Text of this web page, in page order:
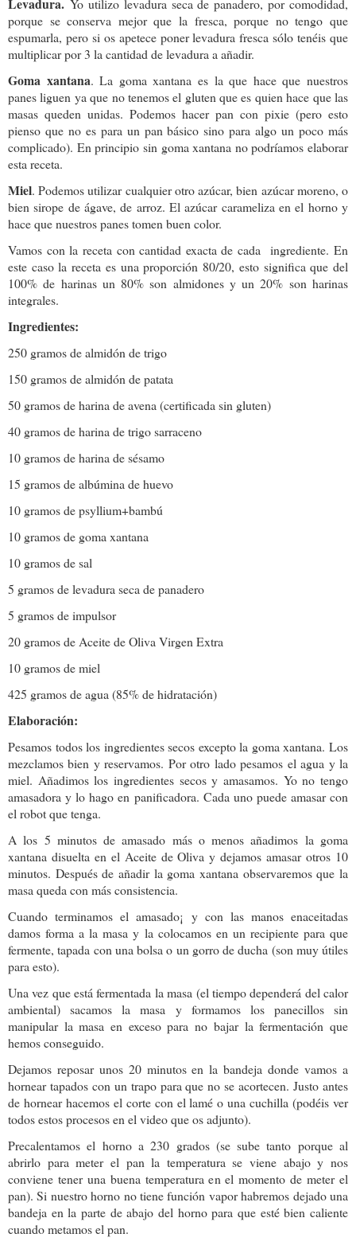
Levadura. Yo utilizo levadura seca de panadero, por comodidad,
porque se conserva mejor que la fresca, porque no tengo que
espumarla, pero si os apetece poner levadura fresca sólo tenéis que
multiplicar por 3 la cantidad de levadura a añadir.
Goma xantana. La goma xantana es la que hace que nuestros
panes liguen ya que no tenemos el gluten que es quien hace que las
masas queden unidas. Podemos hacer pan con pixie (pero esto
pienso que no es para un pan básico sino para algo un poco más
complicado). En principio sin goma xantana no podríamos elaborar
esta receta.
Miel. Podemos utilizar cualquier otro azúcar, bien azúcar moreno, o
bien sirope de ágave, de arroz. El azúcar carameliza en el horno y
hace que nuestros panes tomen buen color.
Vamos con la receta con cantidad exacta de cada ingrediente. En
este caso la receta es una proporción 80/20, esto significa que del
100% de harinas un 80% son almidones y un 20% son harinas
integrales.
Ingredientes:
250 gramos de almidón de trigo
150 gramos de almidón de patata
50 gramos de harina de avena (certificada sin gluten)
40 gramos de harina de trigo sarraceno
10 gramos de harina de sésamo
15 gramos de albúmina de huevo
10 gramos de psyllium+bambú
10 gramos de goma xantana
10 gramos de sal
5 gramos de levadura seca de panadero
5 gramos de impulsor
20 gramos de Aceite de Oliva Virgen Extra
10 gramos de miel
425 gramos de agua (85% de hidratación)
Elaboración:
Pesamos todos los ingredientes secos excepto la goma xantana. Los
mezclamos bien y reservamos. Por otro lado pesamos el agua y la
miel. Añadimos los ingredientes secos y amasamos. Yo no tengo
amasadora y lo hago en panificadora. Cada uno puede amasar con
el robot que tenga.
A los 5 minutos de amasado más o menos añadimos la goma
xantana disuelta en el Aceite de Oliva y dejamos amasar otros 10
minutos. Después de añadir la goma xantana observaremos que la
masa queda con más consistencia.
Cuando terminamos el amasado¡ y con las manos enaceitadas
damos forma a la masa y la colocamos en un recipiente para que
fermente, tapada con una bolsa o un gorro de ducha (son muy útiles
para esto).
Una vez que está fermentada la masa (el tiempo dependerá del calor
ambiental) sacamos la masa y formamos los panecillos sin
manipular la masa en exceso para no bajar la fermentación que
hemos conseguido.
Dejamos reposar unos 20 minutos en la bandeja donde vamos a
hornear tapados con un trapo para que no se acortecen. Justo antes
de hornear hacemos el corte con el lamé o una cuchilla (podéis ver
todos estos procesos en el video que os adjunto).
Precalentamos el horno a 230 grados (se sube tanto porque al
abrirlo para meter el pan la temperatura se viene abajo y nos
conviene tener una buena temperatura en el momento de meter el
pan). Si nuestro horno no tiene función vapor habremos dejado una
bandeja en la parte de abajo del horno para que esté bien caliente
cuando metamos el pan.